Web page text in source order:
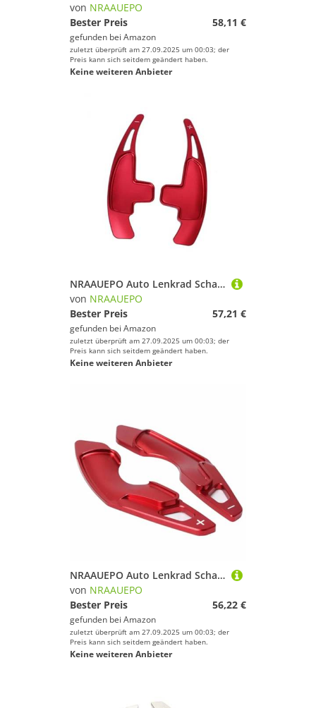
von NRAAUEPO
Bester Preis
58,11 €
gefunden bei Amazon
zuletzt überprüft am 27.09.2025 um 00:03; der
Preis kann sich seitdem geändert haben.
Keine weiteren Anbieter
NRAAUEPO Auto Lenkrad Schaltwippen für Mercedes Benz GLA45 X156 AMG 2014-2015 Auto Lenkrad Schaltwippen Extensions Abdeckung 2 stücke Aluminium Teile
von NRAAUEPO
Bester Preis
57,21 €
gefunden bei Amazon
zuletzt überprüft am 27.09.2025 um 00:03; der
Preis kann sich seitdem geändert haben.
Keine weiteren Anbieter
NRAAUEPO Auto Lenkrad Schaltwippen für Lexus IS300 2013-2020 Auto Lenkrad Schaltwippen Extensions Abdeckung 2 stücke Aluminium Teile
von NRAAUEPO
Bester Preis
56,22 €
gefunden bei Amazon
zuletzt überprüft am 27.09.2025 um 00:03; der
Preis kann sich seitdem geändert haben.
Keine weiteren Anbieter